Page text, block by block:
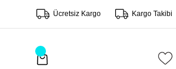
Ücretsiz Kargo Kargo Takibi